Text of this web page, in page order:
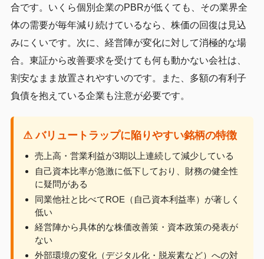
合です。いくら個別企業のPBRが低くても、その業界全
体の需要が毎年減り続けているなら、株価の回復は見込
みにくいです。次に、経営陣が変化に対して消極的な場
合。東証から改善要求を受けても何も動かない会社は、
割安なまま放置されやすいのです。また、多額の有利子
負債を抱えている企業も注意が必要です。
⚠ バリュートラップに陥りやすい銘柄の特徴
売上高・営業利益が3期以上連続して減少している
自己資本比率が急激に低下しており、財務の健全性
に疑問がある
同業他社と比べてROE（自己資本利益率）が著しく
低い
経営陣から具体的な株価改善策・資本政策の発表が
ない
外部環境の変化（デジタル化・脱炭素など）への対